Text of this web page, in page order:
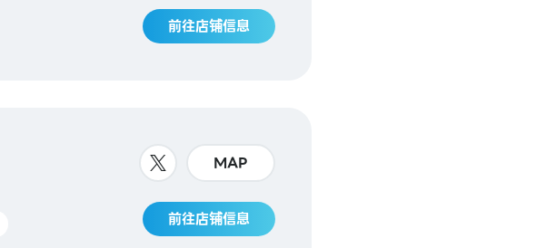
前往店铺信息
MAP
前往店铺信息